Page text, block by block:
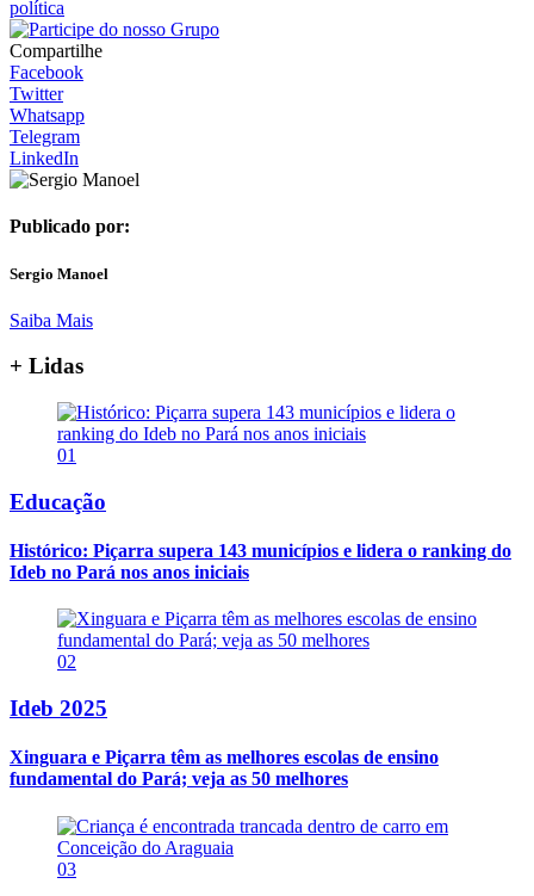
política
Compartilhe
Facebook
Twitter
Whatsapp
Telegram
LinkedIn
Publicado por:
Sergio Manoel
Saiba Mais
+ Lidas
01
Educação
Histórico: Piçarra supera 143 municípios e lidera o ranking do
Ideb no Pará nos anos iniciais
02
Ideb 2025
Xinguara e Piçarra têm as melhores escolas de ensino
fundamental do Pará; veja as 50 melhores
03